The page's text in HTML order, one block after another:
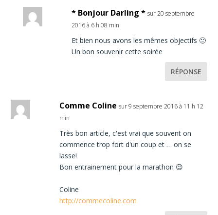
* Bonjour Darling * sur 20 septembre
2016 à 6 h 08 min
Et bien nous avons les mêmes objectifs 🙂
Un bon souvenir cette soirée
RÉPONSE
Comme Coline sur 9 septembre 2016 à 11 h 12
min
Très bon article, c'est vrai que souvent on
commence trop fort d'un coup et … on se
lasse!
Bon entrainement pour la marathon 😉
Coline
http://commecoline.com